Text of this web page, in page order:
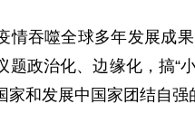
情吞噬全球多年发展成
题政治化、边缘化，搞“
家和发展中国家团结自